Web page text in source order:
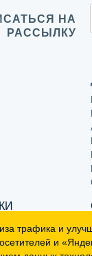
НА
РАССЫЛКУ
трафика и
и